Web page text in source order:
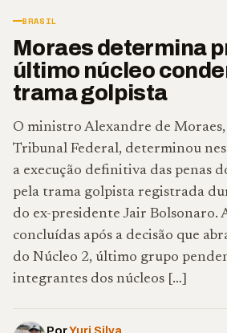
BRASIL
Moraes determina
último núcleo
trama golpista
O ministro Alexandre de
Tribunal Federal, determinou
a execução definitiva das penas
pela trama golpista registrada
do ex-presidente Jair Bolsonaro.
concluídas após a decisão que
do Núcleo 2, último grupo
integrantes dos núcleos […]
PorYuri Silva